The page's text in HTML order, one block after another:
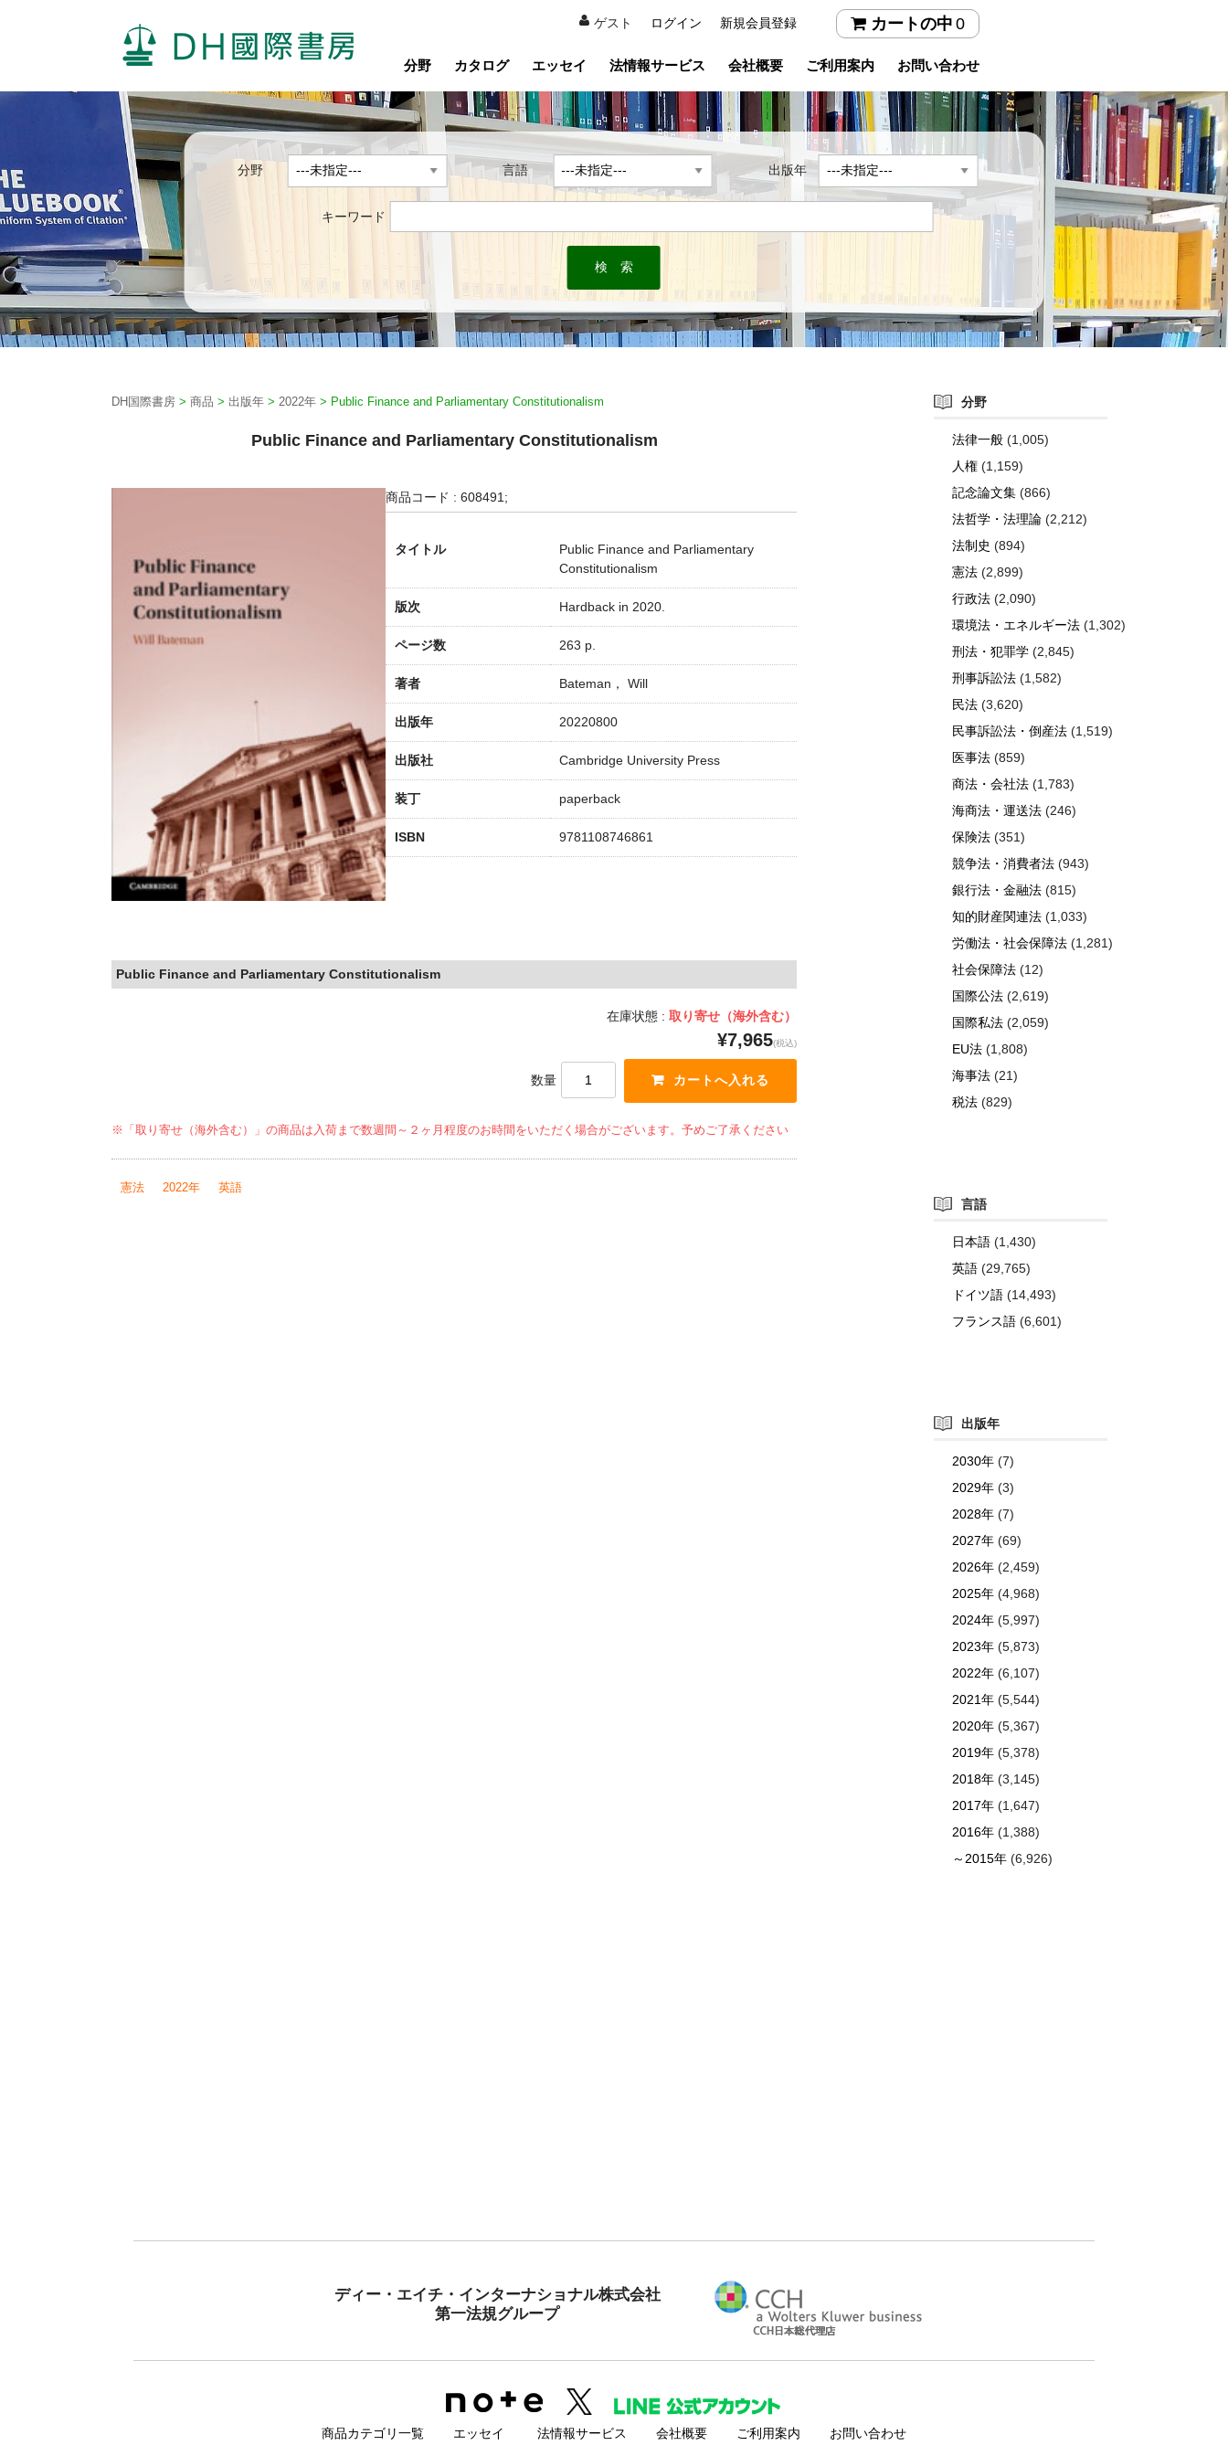
ゲスト ログイン 新規会員登録 カートの中 0
分野 カタログ エッセイ 法情報サービス 会社概要 ご利用案内 お問い合わせ
分野 言語 出版年
キーワード
DH国際書房 > 商品 > 出版年 > 2022年 > Public Finance and Parliamentary Constitutionalism
Public Finance and Parliamentary Constitutionalism
商品コード : 608491;
タイトル
Public Finance and Parliamentary
Constitutionalism
版次 Hardback in 2020.
ページ数 263 p.
著者 Bateman， Will
出版年 20220800
出版社 Cambridge University Press
装丁 paperback
ISBN 9781108746861
Public Finance and Parliamentary Constitutionalism
在庫状態 : 取り寄せ（海外含む）
¥7,965(税込)
数量
※「取り寄せ（海外含む）」の商品は入荷まで数週間～２ヶ月程度のお時間をいただく場合がございます。予めご了承ください
憲法 2022年 英語
分野
法律一般 (1,005)
人権 (1,159)
記念論文集 (866)
法哲学・法理論 (2,212)
法制史 (894)
憲法 (2,899)
行政法 (2,090)
環境法・エネルギー法 (1,302)
刑法・犯罪学 (2,845)
刑事訴訟法 (1,582)
民法 (3,620)
民事訴訟法・倒産法 (1,519)
医事法 (859)
商法・会社法 (1,783)
海商法・運送法 (246)
保険法 (351)
競争法・消費者法 (943)
銀行法・金融法 (815)
知的財産関連法 (1,033)
労働法・社会保障法 (1,281)
社会保障法 (12)
国際公法 (2,619)
国際私法 (2,059)
EU法 (1,808)
海事法 (21)
税法 (829)
言語
日本語 (1,430)
英語 (29,765)
ドイツ語 (14,493)
フランス語 (6,601)
出版年
2030年 (7)
2029年 (3)
2028年 (7)
2027年 (69)
2026年 (2,459)
2025年 (4,968)
2024年 (5,997)
2023年 (5,873)
2022年 (6,107)
2021年 (5,544)
2020年 (5,367)
2019年 (5,378)
2018年 (3,145)
2017年 (1,647)
2016年 (1,388)
～2015年 (6,926)
ディー・エイチ・インターナショナル株式会社
第一法規グループ
商品カテゴリ一覧 エッセイ 法情報サービス 会社概要 ご利用案内 お問い合わせ